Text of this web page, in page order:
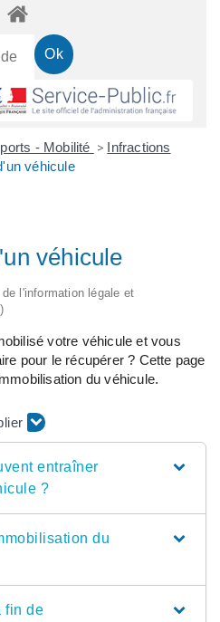
- Mobilité > Infractions
véhicule
véhicule
l'information légale et
votre véhicule et vous
pour le récupérer ? Cette page
du véhicule.
entraîner
?
du
fin de